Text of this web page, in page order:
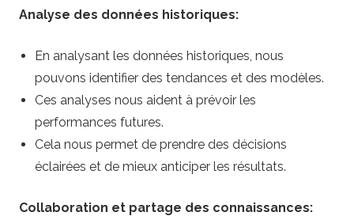
Analyse des données historiques:
En analysant les données historiques, nous
pouvons identifier des tendances et des modèles.
Ces analyses nous aident à prévoir les
performances futures.
Cela nous permet de prendre des décisions
éclairées et de mieux anticiper les résultats.
Collaboration et partage des connaissances: